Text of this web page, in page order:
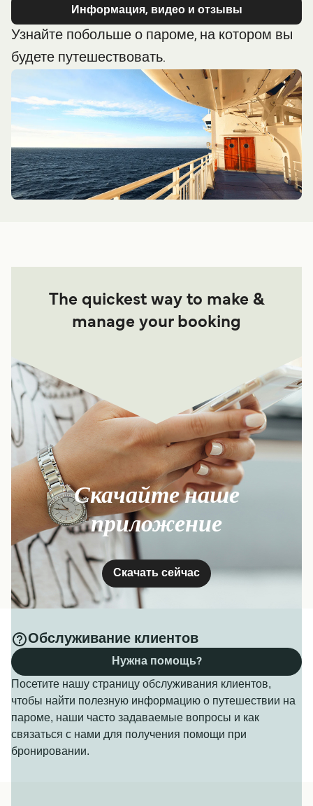
Информация, видео и отзывы
Узнайте побольше о пароме, на котором вы
будете путешествовать.
The quickest way to make &
manage your booking
Скачайте наше
приложение
Скачать сейчас
Обслуживание клиентов
Посетите нашу страницу обслуживания клиентов,
чтобы найти полезную информацию о путешествии на
пароме, наши часто задаваемые вопросы и как
связаться с нами для получения помощи при
бронировании.
Нужна помощь?